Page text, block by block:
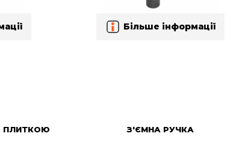
Більше інформації
ПЛИТКОЮ
З'ЄМНА РУЧКА